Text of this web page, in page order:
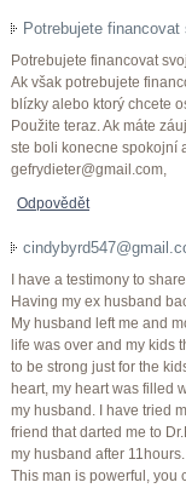
Potrebujete
Potrebujete financovat
Ak však potrebujete
blízky alebo ktorý chcete
Použite teraz. Ak máte
ste boli konecne spokojní
gefrydieter@gmail.com,
Odpovědět
I have a testimony to
Having my ex husband
My husband left me and
life was over and my kids
to be strong just for the
heart, my heart was filled
my husband. I have tried
friend that darted me to
my husband after
This man is powerful, you